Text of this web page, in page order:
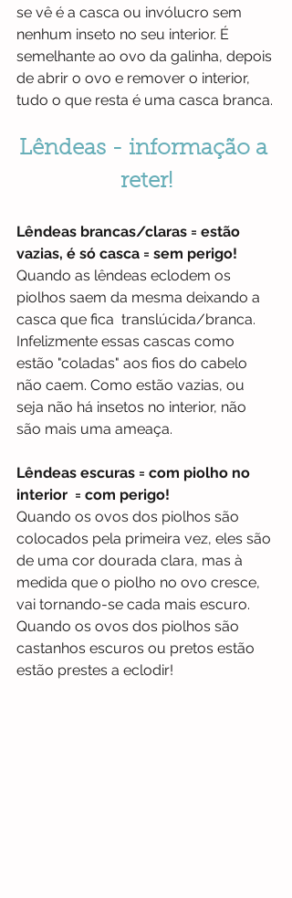
se vê é a casca ou invólucro sem
nenhum inseto no seu interior. É
semelhante ao ovo da galinha, depois
de abrir o ovo e remover o interior,
tudo o que resta é uma casca branca.
Lêndeas - informação a
reter!
Lêndeas brancas/claras = estão
vazias, é só casca = sem perigo!
Quando as lêndeas eclodem os
piolhos saem da mesma deixando a
casca que fica  translúcida/branca.
Infelizmente essas cascas como
estão "coladas" aos fios do cabelo
não caem. Como estão vazias, ou
seja não há insetos no interior, não
são mais uma ameaça.
Lêndeas escuras = com piolho no
interior  = com perigo!
Quando os ovos dos piolhos são
colocados pela primeira vez, eles são
de uma cor dourada clara, mas à
medida que o piolho no ovo cresce,
vai tornando-se cada mais escuro.
Quando os ovos dos piolhos são
castanhos escuros ou pretos estão
estão prestes a eclodir!